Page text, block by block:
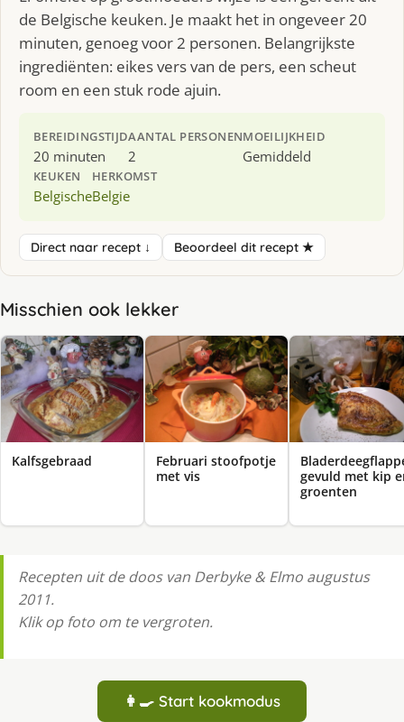
de Belgische keuken. Je maakt het in ongeveer 20
minuten, genoeg voor 2 personen. Belangrijkste
ingrediënten: eikes vers van de pers, een scheut
room en een stuk rode ajuin.
BEREIDINGSTIJD
20 minuten
AANTAL PERSONEN
2
MOEILIJKHEID
Gemiddeld
KEUKEN
Belgische
HERKOMST
Belgie
Direct naar recept ↓ Beoordeel dit recept ★
Misschien ook lekker
Kalfsgebraad
Februari stoofpotje
met vis
gevuld met kip
groenten
Recepten uit de doos van Derbyke & Elmo augustus
2011.
Klik op foto om te vergroten.
👩‍🍳 Start kookmodus